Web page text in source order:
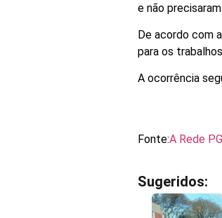
e não
De acordo com
para os
A ocorrência
Fonte:A Rede PG
Sugeridos: